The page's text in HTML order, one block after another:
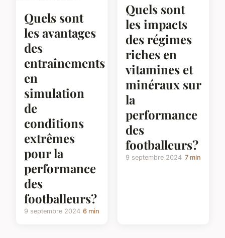
Quels sont
les avantages
des
entraînements
en
simulation
de
conditions
extrêmes
pour la
performance
des
footballeurs?
9 septembre 2024 6 min
Quels sont
les impacts
des régimes
riches en
vitamines et
minéraux sur
la
performance
des
footballeurs?
9 septembre 2024 7 min